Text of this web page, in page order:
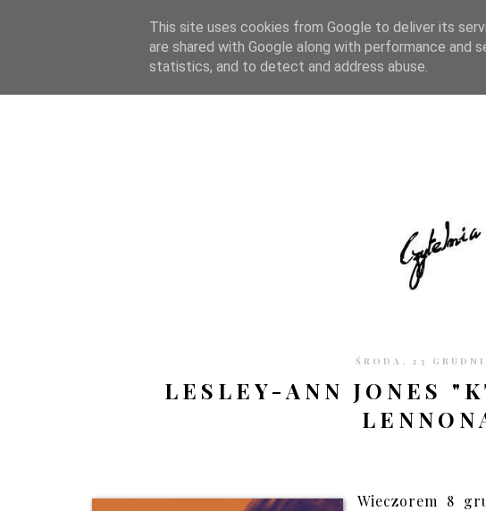
STRONA GŁÓWNA WSPÓŁPRACA RECENZJE O STRONIE
ŚRODA, 23
LESLEY-ANN JONES
Wieczorem 8
This site uses cookies from Google to deliver its
are shared with Google along with performance
statistics, and to detect and address abuse.